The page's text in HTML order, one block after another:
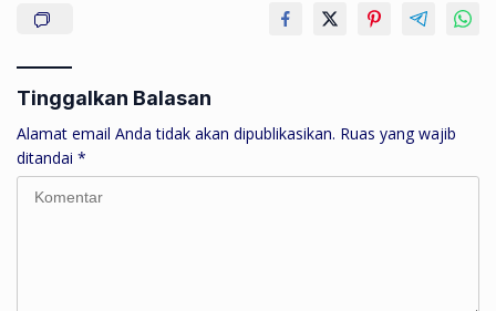
Tinggalkan Balasan
Alamat email Anda tidak akan dipublikasikan. Ruas yang wajib
ditandai *